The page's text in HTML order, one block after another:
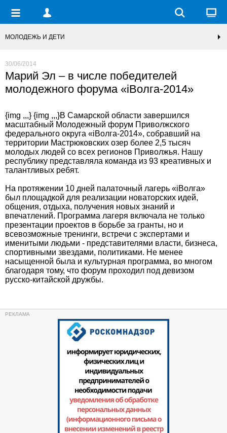
МОЛОДЕЖЬ И ДЕТИ
30/06/2014
Марий Эл – в числе победителей
молодежного форума «iВолга-2014»
{img ,,,} {img ,,,}В Самарской области завершился
масштабный Молодежный форум Приволжского
федерального округа «iВолга-2014», собравший на
территории Мастрюковских озер более 2,5 тысяч
молодых людей со всех регионов Приволжья. Нашу
республику представляла команда из 93 креативных и
талантливых ребят.
На протяжении 10 дней палаточный лагерь «iВолга»
был площадкой для реализации новаторских идей,
общения, отдыха, получения новых знаний и
впечатлений. Программа лагеря включала не только
презентации проектов в борьбе за гранты, но и
всевозможные тренинги, встречи с экспертами и
именитыми людьми - представителями власти, бизнеса,
спортивными звездами, политиками. Не менее
насыщенной была и культурная программа, во многом
благодаря тому, что форум проходил под девизом
русско-китайской дружбы.